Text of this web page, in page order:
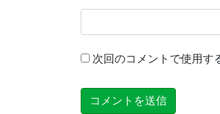
次回のコメントで使用す